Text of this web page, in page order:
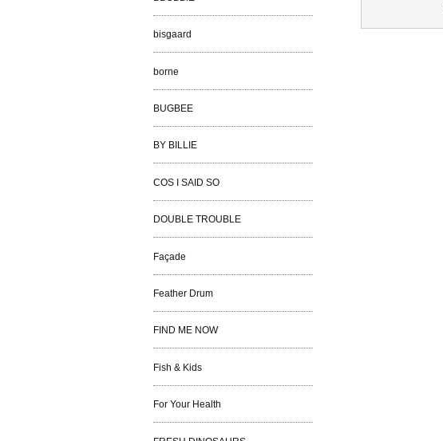
bisgaard
borne
BUGBEE
BY BILLIE
COS I SAID SO
DOUBLE TROUBLE
Façade
Feather Drum
FIND ME NOW
Fish & Kids
For Your Health